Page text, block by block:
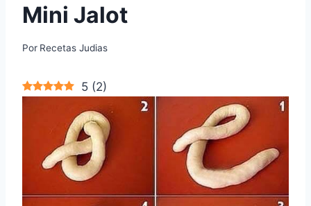
Mini Jalot
Por Recetas Judias
5 (2)